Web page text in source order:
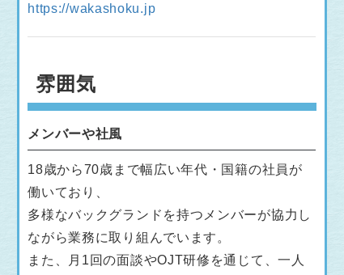
https://wakashoku.jp
雰囲気
メンバーや社風
18歳から70歳まで幅広い年代・国籍の社員が
働いており、
多様なバックグランドを持つメンバーが協力し
ながら業務に取り組んでいます。
また、月1回の面談やOJT研修を通じて、一人